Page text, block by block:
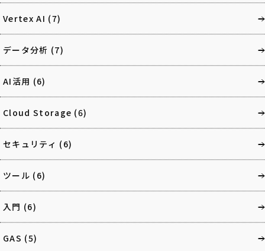
Vertex AI (7)
データ分析 (7)
AI活用 (6)
Cloud Storage (6)
セキュリティ (6)
ツール (6)
入門 (6)
GAS (5)